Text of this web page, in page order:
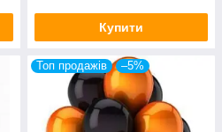
Купити
Топ продажів –5%